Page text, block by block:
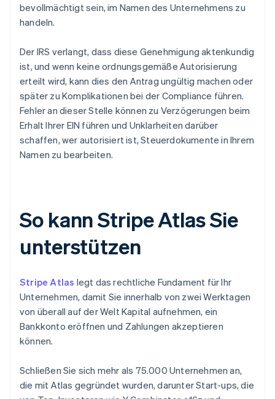
bevollmächtigt sein, im Namen des Unternehmens zu
handeln.
Der IRS verlangt, dass diese Genehmigung aktenkundig
ist, und wenn keine ordnungsgemäße Autorisierung
erteilt wird, kann dies den Antrag ungültig machen oder
später zu Komplikationen bei der Compliance führen.
Fehler an dieser Stelle können zu Verzögerungen beim
Erhalt Ihrer EIN führen und Unklarheiten darüber
schaffen, wer autorisiert ist, Steuerdokumente in Ihrem
Namen zu bearbeiten.
So kann Stripe Atlas Sie
unterstützen
Stripe Atlas legt das rechtliche Fundament für Ihr
Unternehmen, damit Sie innerhalb von zwei Werktagen
von überall auf der Welt Kapital aufnehmen, ein
Bankkonto eröffnen und Zahlungen akzeptieren
können.
Schließen Sie sich mehr als 75.000 Unternehmen an,
die mit Atlas gegründet wurden, darunter Start-ups, die